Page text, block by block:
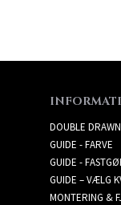
DOUBLE DRAWN
GUIDE - FARVE
GUIDE -
GUIDE – VÆLG
MONTERING &